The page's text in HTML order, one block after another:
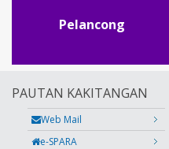
Pelancong
PAUTAN KAKITANGAN
Web Mail
e-SPARA